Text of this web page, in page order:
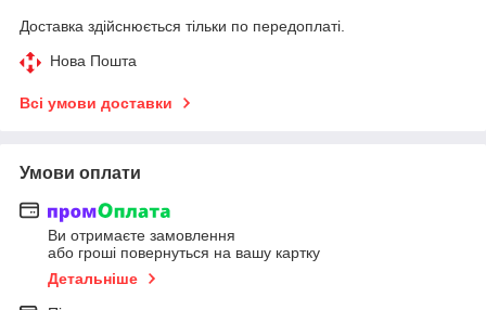
Доставка здійснюється тільки по передоплаті.
Нова Пошта
Всі умови доставки
Умови оплати
Ви отримаєте замовлення
або гроші повернуться на вашу картку
Детальніше